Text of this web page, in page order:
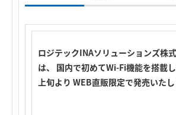
ロジテックINAソリューションズ株
は、 国内で初めてWi-Fi機能を搭載
上旬より WEB直販限定で発売いたし